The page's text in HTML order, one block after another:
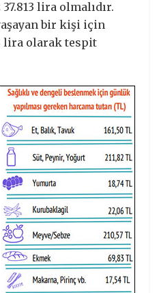
lira olmalıdır.
bir kişi için
lira olarak tespit